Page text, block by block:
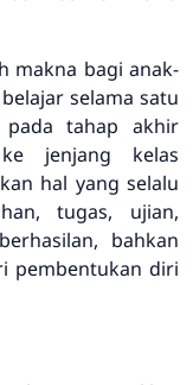
makna bagi anak-
selama satu
pada tahap akhir
jenjang kelas
hal yang selalu
tugas, ujian,
bahkan
pembentukan diri